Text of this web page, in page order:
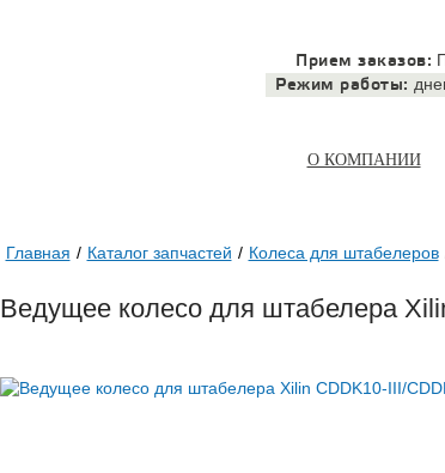
Прием заказов:
Режим работы:
О КОМПАНИИ
Главная Каталог запчастей Колеса для штабелеров
Ведущее колесо для штабелера